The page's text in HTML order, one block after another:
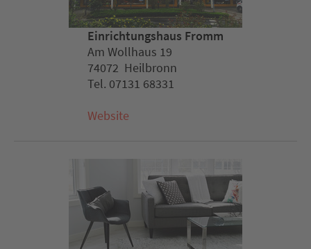
Einrichtungshaus Fromm
Am Wollhaus 19
74072 Heilbronn
Tel. 07131 68331
Website